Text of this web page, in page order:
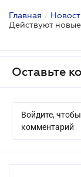
Главная /
Действуют
Оставьте
Войдите,
комментарий